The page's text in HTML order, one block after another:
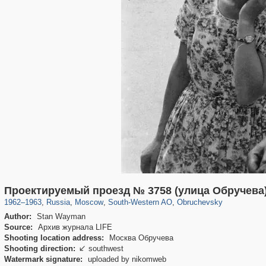
Проектируемый проезд № 3758 (улица
1962–1963, Russia
1,406,335 29,243
, Moscow
319,780 8,286
, South-Western AO
12,410 76
, Obruchevsky
961 5
Author:
Stan Wayman
Source:
Архив журнала LIFE
Shooting location address:
Москва Обручева
Shooting direction:  southwest
Watermark signature:
uploaded by nikomweb